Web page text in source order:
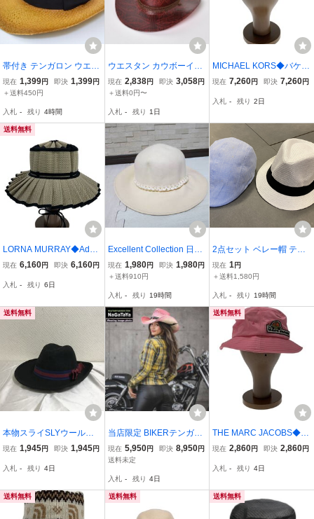
帯付き テンガロン ウエス
タンハット グラデーショ
ン つばワイヤー入り
現在 1,399円 即決 1,399円
＋送料450円
入札 - 残り 4時間
ウエスタン カウボーイハ
ット レディース ヴィンテ
ージ調 PUレザー メンズ
紐付き
現在 2,838円 即決 3,058円
＋送料0円〜
入札 - 残り 1日
MICHAEL KORS◆バケッ
トハット/-/ポリエステル/
現在 7,260円 即決 7,260円
入札 - 残り 2日
送料無料
LORNA MURRAY◆Adult
Vienna Antibes/UPF50+U
ディース
現在 6,160円 即決 6,160円
入札 - 残り 6日
Excellent Collection 日本
製 テンガロンハット
ウエスタンハット ソフ
トン帽子 ホワイトハッ
ト 白色系
現在 1,980円 即決 1,980円
＋送料910円
入札 - 残り 19時間
2点セット ベレー帽 テン
ガロンハット ハンチング
帽子 ハット メンズ レデ
イ キャップ ソフト帽 OF0
6
現在 1円
＋送料1,580円
入札 - 残り 19時間
送料無料
本物スライSLYウール中
折れリボンハット帽子レ
スーツ旅行トラベル黒ブ
現在 1,945円 即決 1,945円
入札 - 残り 4日
当店限定 BIKERテンガロ
ンハット NIDAWI ニダウ
ィー 妖精 フリーサイズ
カウーボーイHAT ミュー
ジックフェス
現在 5,950円 即決 8,950円
送料未定
入札 - 残り 4日
送料無料
THE MARC JACOBS◆バ
ケットハット/FREE/コッ
現在 2,860円 即決 2,860円
入札 - 残り 4日
送料無料 送料無料 送料無料